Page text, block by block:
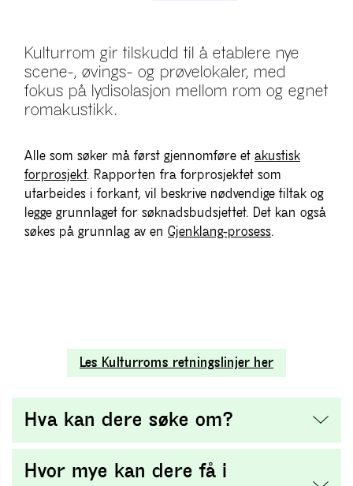
Kulturrom gir tilskudd til å etablere nye
scene-, øvings- og prøvelokaler, med
fokus på lydisolasjon mellom rom og egnet
romakustikk.
Alle som søker må først gjennomføre et akustisk
forprosjekt. Rapporten fra forprosjektet som
utarbeides i forkant, vil beskrive nødvendige tiltak og
legge grunnlaget for søknadsbudsjettet. Det kan også
søkes på grunnlag av en Gjenklang-prosess.
Les Kulturroms retningslinjer her
Hva kan dere søke om?
Hvor mye kan dere få i